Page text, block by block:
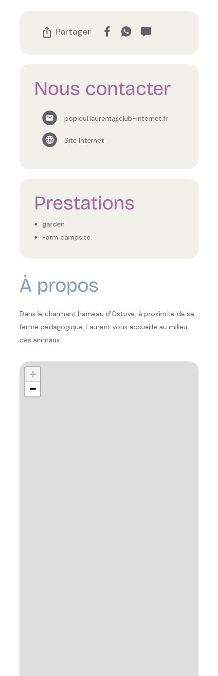
Partager
Nous contacter
popieul.laurent@club-internet.fr
Site Internet
Prestations
garden
Farm campsite
À propos
Dans le charmant hameau d’Ostove, à proximité de sa
ferme pédagogique, Laurent vous accueille au milieu
des animaux
+
−